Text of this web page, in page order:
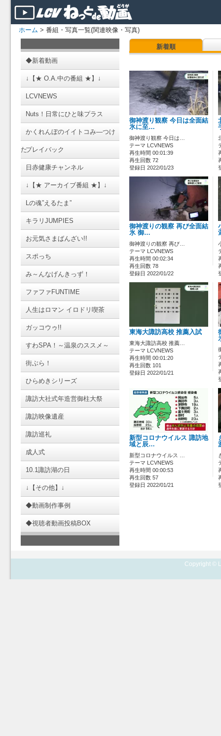
ホーム > 番組・写真一覧(関連映像・写真)
◆新着動画
↓【★ O.A.中の番組 ★】↓
LCVNEWS
Nuts！日常にひと味プラス
かくれんぼのイイトコみ―つけ
たプレイバック
日赤健康チャンネル
↓【★ アーカイブ番組 ★】↓
Lの魂”えるたま”
キラリJUMPIES
お元気さまばんざい!!
スポっち
み～んなげんきっず！
ファファFUNTIME
人生はロマン イロドリ喫茶
ガッコウゥ!!
すわSPA！～温泉のススメ～
街ぶら！
ひらめきシリーズ
諏訪大社式年造営御柱大祭
諏訪映像遺産
諏訪巡礼
成人式
10.1諏訪湖の日
↓【その他】↓
◆動画制作事例
◆視聴者動画投稿BOX
新着順
御神渡り観察 今日は全面結
氷に至…
御神渡り観察 今日は…
テーマ LCVNEWS
再生時間 00:01:39
再生回数 72
登録日 2022/01/23
御神渡りの観察 再び全面結
氷 御…
御神渡りの観察 再び…
テーマ LCVNEWS
再生時間 00:02:34
再生回数 78
登録日 2022/01/22
東海大諏訪高校 推薦入試
東海大諏訪高校 推薦…
テーマ LCVNEWS
再生時間 00:01:20
再生回数 101
登録日 2022/01/21
新型コロナウイルス 諏訪地
域と辰…
新型コロナウイルス …
テーマ LCVNEWS
再生時間 00:00:53
再生回数 57
登録日 2022/01/21
Copyright ©